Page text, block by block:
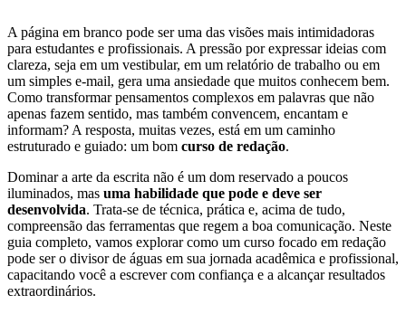
A página em branco pode ser uma das visões mais intimidadoras
para estudantes e profissionais. A pressão por expressar ideias com
clareza, seja em um vestibular, em um relatório de trabalho ou em
um simples e-mail, gera uma ansiedade que muitos conhecem bem.
Como transformar pensamentos complexos em palavras que não
apenas fazem sentido, mas também convencem, encantam e
informam? A resposta, muitas vezes, está em um caminho
estruturado e guiado: um bom curso de redação.
Dominar a arte da escrita não é um dom reservado a poucos
iluminados, mas uma habilidade que pode e deve ser
desenvolvida. Trata-se de técnica, prática e, acima de tudo,
compreensão das ferramentas que regem a boa comunicação. Neste
guia completo, vamos explorar como um curso focado em redação
pode ser o divisor de águas em sua jornada acadêmica e profissional,
capacitando você a escrever com confiança e a alcançar resultados
extraordinários.